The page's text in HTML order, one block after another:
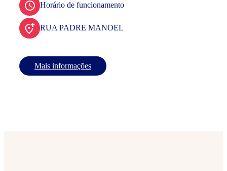
Horário de funcionamento
RUA PADRE MANOEL
Mais informações